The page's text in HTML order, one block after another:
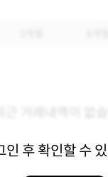
인 후 확인할 수